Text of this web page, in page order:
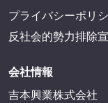
プライバシーポリ
反社会的勢力排除
会社情報
吉本興業株式会社